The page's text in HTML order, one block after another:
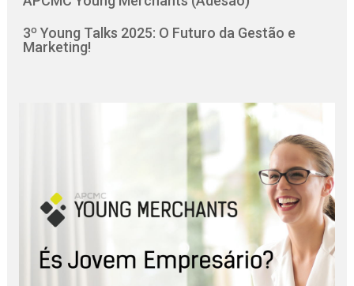
3º Young Talks 2025: O Futuro da Gestão e
Marketing!